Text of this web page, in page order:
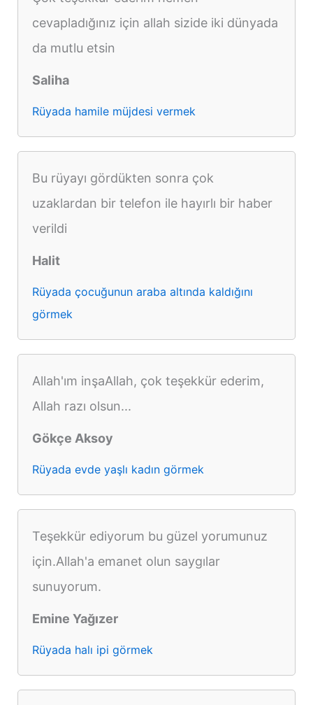
cevapladığınız için allah sizide iki dünyada
da mutlu etsin
Saliha
Rüyada hamile müjdesi vermek
Bu rüyayı gördükten sonra çok
uzaklardan bir telefon ile hayırlı bir haber
verildi
Halit
Rüyada çocuğunun araba altında kaldığını
görmek
Allah'ım inşaAllah, çok teşekkür ederim,
Allah razı olsun...
Gökçe Aksoy
Rüyada evde yaşlı kadın görmek
Teşekkür ediyorum bu güzel yorumunuz
için.Allah'a emanet olun saygılar
sunuyorum.
Emine Yağızer
Rüyada halı ipi görmek